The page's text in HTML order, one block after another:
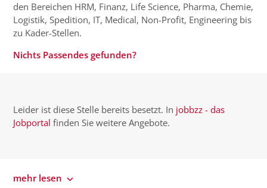
den Bereichen HRM, Finanz, Life Science, Pharma, Chemie,
Logistik, Spedition, IT, Medical, Non-Profit, Engineering bis
zu Kader-Stellen.
Nichts Passendes gefunden?
Leider ist diese Stelle bereits besetzt. In jobbzz - das
Jobportal finden Sie weitere Angebote.
mehr lesen